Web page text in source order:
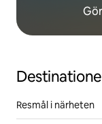
Resmål i närheten